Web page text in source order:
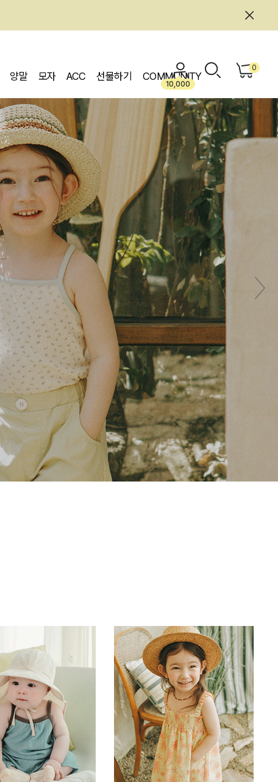
양말 모자 ACC 선물하기 COMMUNITY
10,000
0